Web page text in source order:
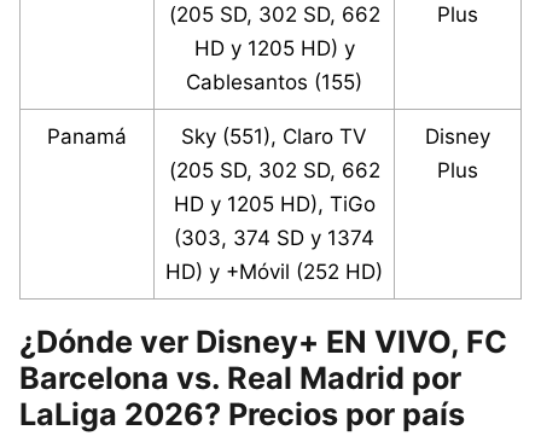
(205 SD, 302 SD, 662
HD y 1205 HD) y
Cablesantos (155)
Plus
Panamá
Sky (551), Claro TV
(205 SD, 302 SD, 662
HD y 1205 HD), TiGo
(303, 374 SD y 1374
HD) y +Móvil (252 HD)
Disney
Plus
¿Dónde ver Disney+ EN VIVO, FC
Barcelona vs. Real Madrid por
LaLiga 2026? Precios por país